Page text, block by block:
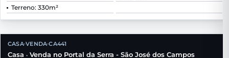
Terreno: 330m²
CASA•VENDA•CA441
Casa • Venda no Portal da Serra - São José dos Campos